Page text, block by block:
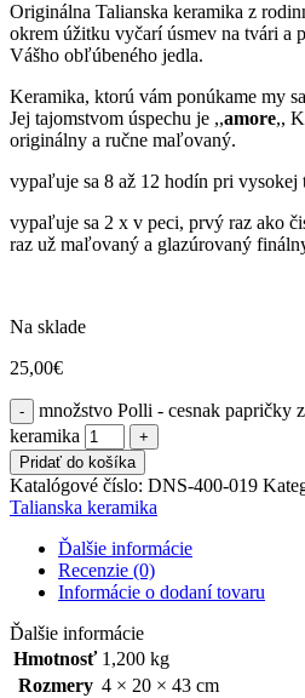
Originálna Talianska keramika z
okrem úžitku vyčarí úsmev na tvári a
Vášho obľúbeného jedla.
Keramika, ktorú vám ponúkame my
Jej tajomstvom úspechu je ,,amore,,
originálny a ručne maľovaný.
vypaľuje sa 8 až 12 hodín pri vysokej
vypaľuje sa 2 x v peci, prvý raz ako
raz už maľovaný a glazúrovaný
Na sklade
25,00€
množstvo Polli - cesnak papričky
keramika
Pridať do košíka
Katalógové číslo: DNS-400-019
Talianska keramika
Ďalšie informácie
Recenzie (0)
Informácie o dodaní tovaru
Ďalšie informácie
Hmotnosť 1,200 kg
Rozmery 4 × 20 × 43 cm